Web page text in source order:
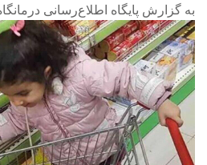
به گزارش پایگاه اطلاع‌رسانی